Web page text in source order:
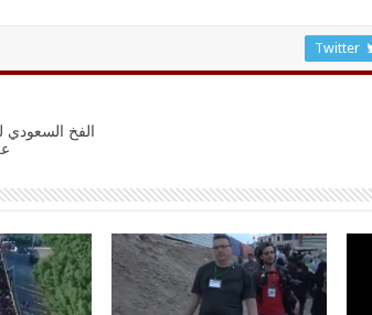
Twitter
الفخ السعودي